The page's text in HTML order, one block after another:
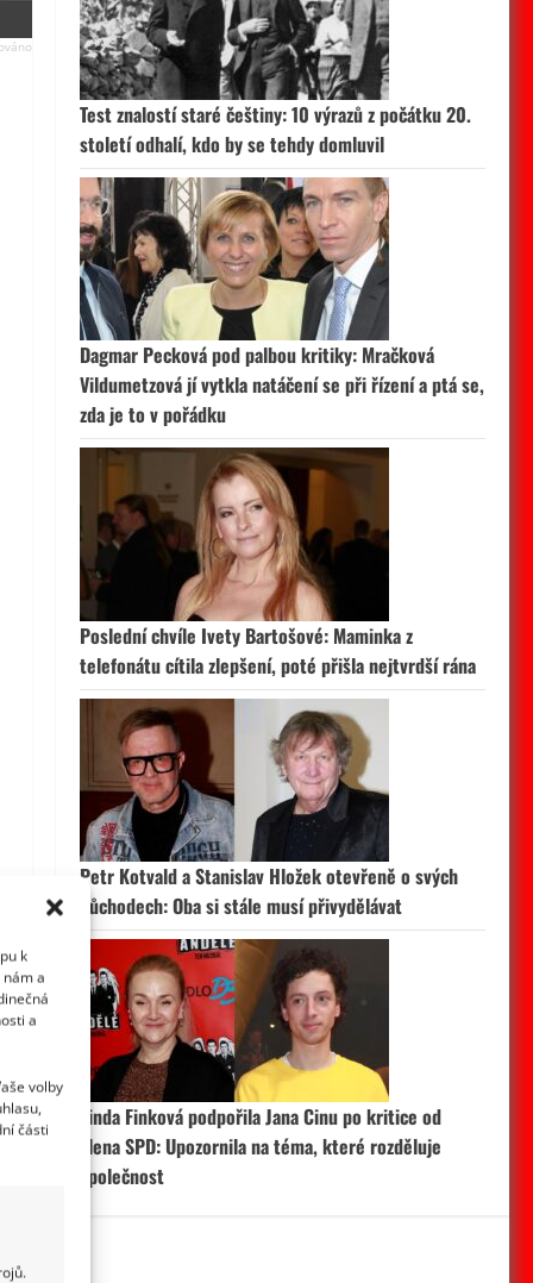
k
a
a
volby
části
Test znalostí staré češtiny: 10 výrazů z počátku 20.
století odhalí, kdo by se tehdy domluvil
Dagmar Pecková pod palbou kritiky: Mračková
Vildumetzová jí vytkla natáčení se při řízení a ptá se,
zda je to v pořádku
Poslední chvíle Ivety Bartošové: Maminka z
telefonátu cítila zlepšení, poté přišla nejtvrdší rána
Petr Kotvald a Stanislav Hložek otevřeně o svých
důchodech: Oba si stále musí přivydělávat
Linda Finková podpořila Jana Cinu po kritice od
člena SPD: Upozornila na téma, které rozděluje
společnost